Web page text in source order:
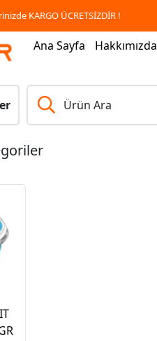
KARGO ÜCRETSİZDİR !
Ana Sayfa Hakkımızda
Ürün Ara